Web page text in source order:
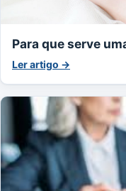
Para que serve
Ler artigo →